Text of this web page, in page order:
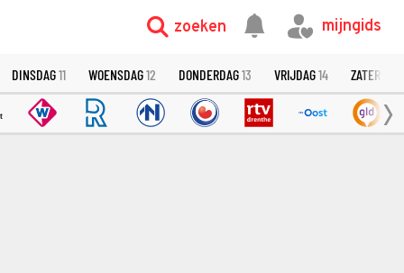
zoeken mijngids
DINSDAG11 WOENSDAG12 DONDERDAG13 VRIJDAG14 ZATERDAG